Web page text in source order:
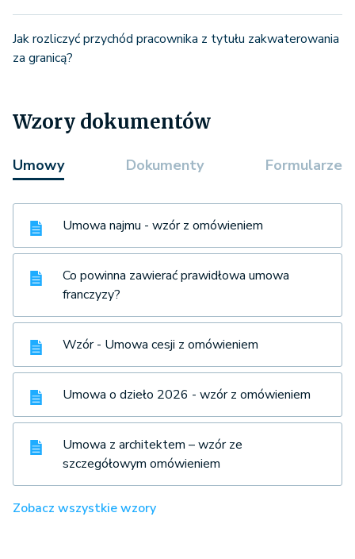
Jak rozliczyć przychód pracownika z tytułu zakwaterowania
za granicą?
Wzory dokumentów
Umowy Dokumenty Formularze
Umowa najmu - wzór z omówieniem
Co powinna zawierać prawidłowa umowa
franczyzy?
Wzór - Umowa cesji z omówieniem
Umowa o dzieło 2026 - wzór z omówieniem
Umowa z architektem – wzór ze
szczegółowym omówieniem
Zobacz wszystkie wzory